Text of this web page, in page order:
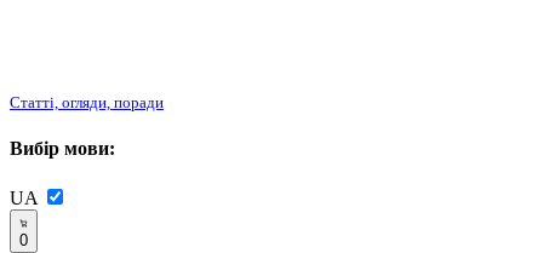
Статті, огляди, поради
Вибір мови:
UA
0